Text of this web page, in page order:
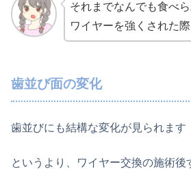
それまでなんでも食べ
ワイヤーを強くされた
歯並び面の変化
歯並びにも結構な変化が見られます
というより、ワイヤー交換の施術後